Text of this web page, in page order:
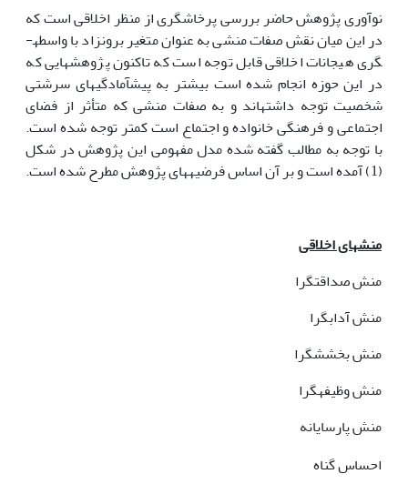
نوآوری پژوهش حاضر بررسی پرخاشگری از منظر اخلاقی است که
در این میان نقش صفات منشی به عنوان متغیر برون­زاد با واسطه­
گری هیجانات اخلاقی قابل توجه است که تاکنون پژوهش­هایی که
در این حوزه انجام شده است بیشتر به پیش­آمادگی­های سرشتی
شخصیت توجه داشته­اند و به صفات منشی که متأثر از فضای
اجتماعی و فرهنگی خانواده و اجتماع است کمتر توجه شده است.
با توجه به مطالب گفته شده مدل مفهومی این پژوهش در شکل
(1) آمده است و بر آن اساس فرضیه­های پژوهش مطرح شده است.
منش­های اخلاقی
منش صداقت­گرا
منش آداب­گرا
منش بخشش­گرا
منش وظیفه­گرا
منش پارسایانه
احساس گناه